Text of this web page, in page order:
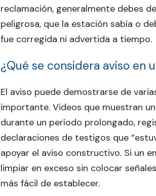
reclamación, generalmente debes
peligrosa, que la estación sabía o
fue corregida ni advertida a tiempo.
¿Qué se considera aviso en
El aviso puede demostrarse de
importante. Videos que muestran
durante un período prolongado,
declaraciones de testigos que
apoyar el aviso constructivo. Si un
limpiar en exceso sin colocar
más fácil de establecer.